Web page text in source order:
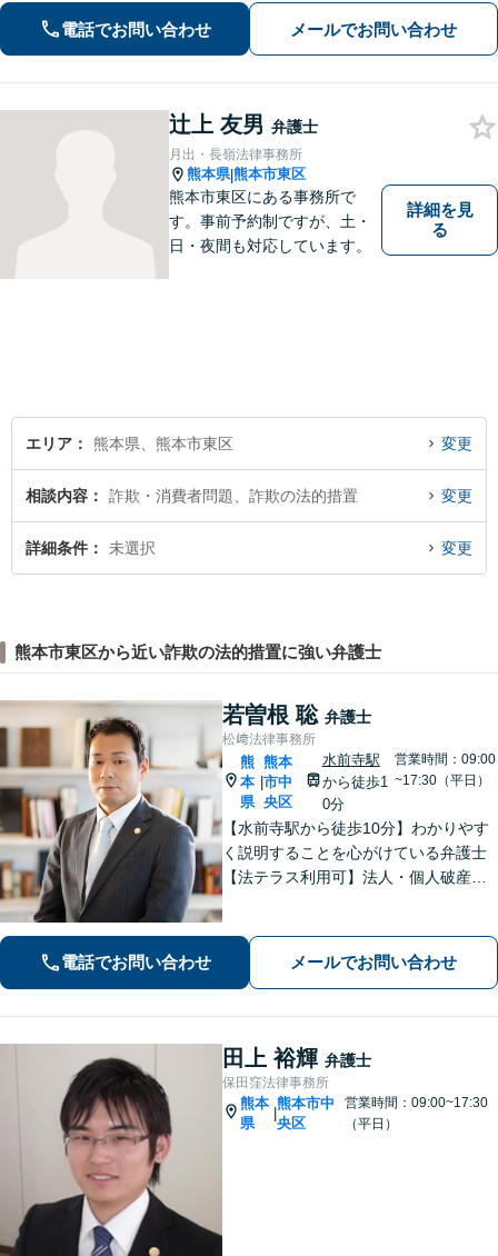
いは豊富な経験あり。
電話でお問い合わせ メールでお問い合わせ
辻上 友男 弁護士
月出・長嶺法律事務所
熊本県|熊本市東区
熊本市東区にある事務所で
す。事前予約制ですが、土・
日・夜間も対応しています。
詳細を見
る
エリア 熊本県、熊本市東区 変更
相談内容 詐欺・消費者問題、詐欺の法的措置 変更
詳細条件 未選択 変更
熊本市東区から近い詐欺の法的措置に強い弁護士
若曽根 聡 弁護士
松﨑法律事務所
熊
本
県
|
熊本
市中
央区
水前寺駅
から徒歩1
0分
営業時間：09:00
~17:30（平日）
【水前寺駅から徒歩10分】わかりやす
く説明することを心がけている弁護士
【法テラス利用可】法人・個人破産申
対応でスムーズに解決できるよう尽力
電話でお問い合わせ メールでお問い合わせ
田上 裕輝 弁護士
保田窪法律事務所
熊本
県
熊本市中
央区
営業時間：09:00~17:30
（平日）